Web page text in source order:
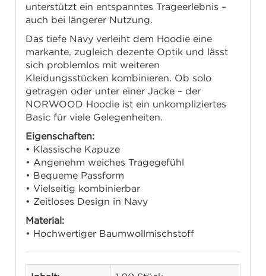
unterstützt ein entspanntes Trageerlebnis –
auch bei längerer Nutzung.
Das tiefe Navy verleiht dem Hoodie eine
markante, zugleich dezente Optik und lässt
sich problemlos mit weiteren
Kleidungsstücken kombinieren. Ob solo
getragen oder unter einer Jacke – der
NORWOOD Hoodie ist ein unkompliziertes
Basic für viele Gelegenheiten.
Eigenschaften:
• Klassische Kapuze
• Angenehm weiches Tragegefühl
• Bequeme Passform
• Vielseitig kombinierbar
• Zeitloses Design in Navy
Material:
• Hochwertiger Baumwollmischstoff